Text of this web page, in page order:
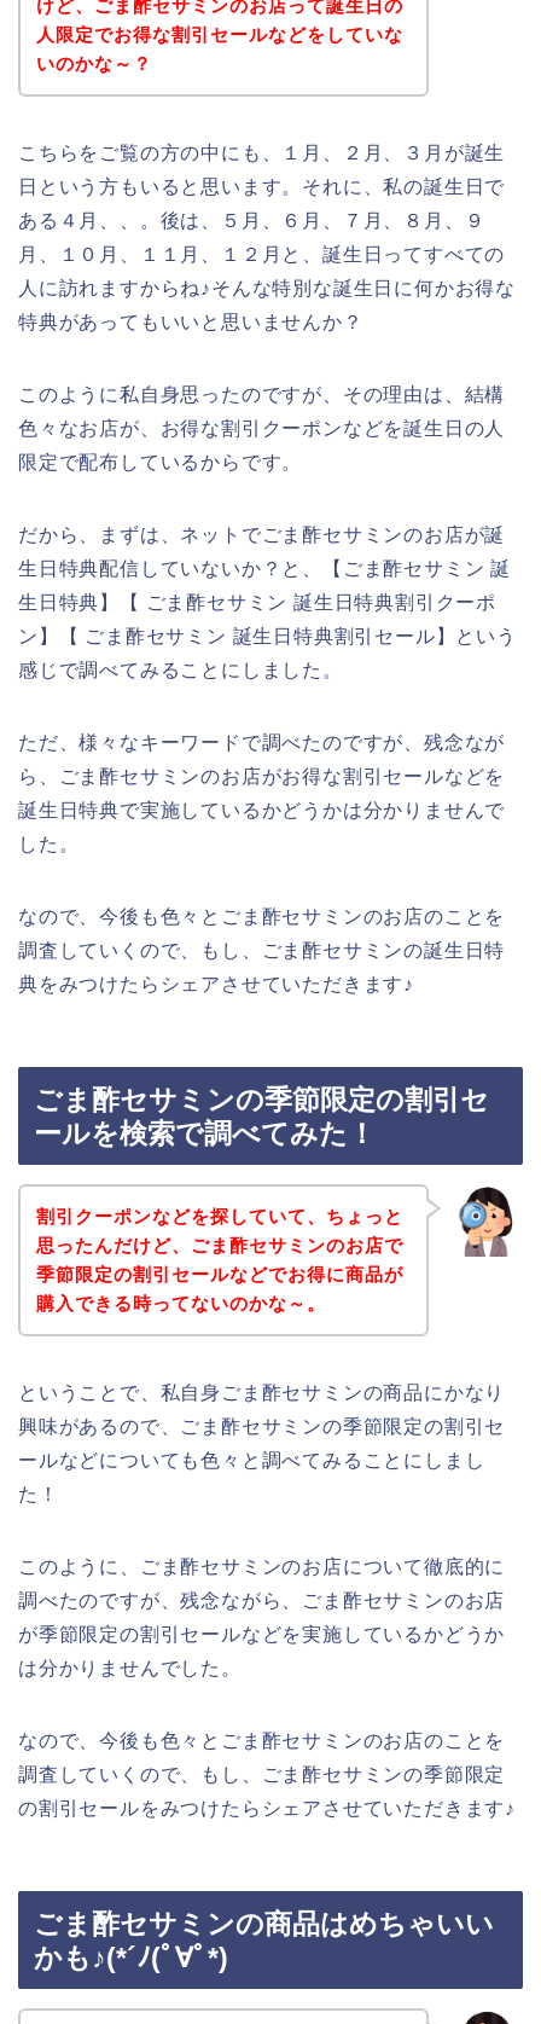
けど、ごま酢セサミンのお店って誕生日の
人限定でお得な割引セールなどをしていな
いのかな～？
こちらをご覧の方の中にも、１月、２月、３月が誕生
日という方もいると思います。それに、私の誕生日で
ある４月、、。後は、５月、６月、７月、８月、９
月、１０月、１１月、１２月と、誕生日ってすべての
人に訪れますからね♪そんな特別な誕生日に何かお得な
特典があってもいいと思いませんか？
このように私自身思ったのですが、その理由は、結構
色々なお店が、お得な割引クーポンなどを誕生日の人
限定で配布しているからです。
だから、まずは、ネットでごま酢セサミンのお店が誕
生日特典配信していないか？と、【ごま酢セサミン 誕
生日特典】【 ごま酢セサミン 誕生日特典割引クーポ
ン】【 ごま酢セサミン 誕生日特典割引セール】という
感じで調べてみることにしました。
ただ、様々なキーワードで調べたのですが、残念なが
ら、ごま酢セサミンのお店がお得な割引セールなどを
誕生日特典で実施しているかどうかは分かりませんで
した。
なので、今後も色々とごま酢セサミンのお店のことを
調査していくので、もし、ごま酢セサミンの誕生日特
典をみつけたらシェアさせていただきます♪
ごま酢セサミンの季節限定の割引セ
ールを検索で調べてみた！
割引クーポンなどを探していて、ちょっと
思ったんだけど、ごま酢セサミンのお店で
季節限定の割引セールなどでお得に商品が
購入できる時ってないのかな～。
ということで、私自身ごま酢セサミンの商品にかなり
興味があるので、ごま酢セサミンの季節限定の割引セ
ールなどについても色々と調べてみることにしまし
た！
このように、ごま酢セサミンのお店について徹底的に
調べたのですが、残念ながら、ごま酢セサミンのお店
が季節限定の割引セールなどを実施しているかどうか
は分かりませんでした。
なので、今後も色々とごま酢セサミンのお店のことを
調査していくので、もし、ごま酢セサミンの季節限定
の割引セールをみつけたらシェアさせていただきます♪
ごま酢セサミンの商品はめちゃいい
かも♪(*´ﾉ(ﾟ∀ﾟ*)